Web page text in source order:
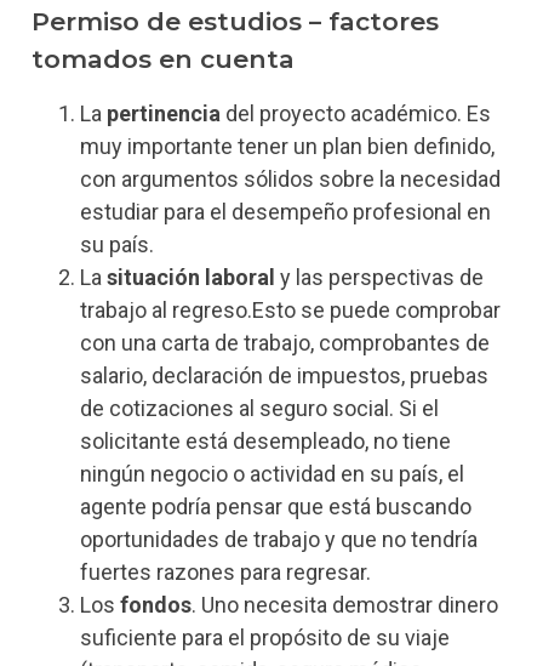
Permiso de estudios – factores
tomados en cuenta
La pertinencia del proyecto académico. Es
muy importante tener un plan bien definido,
con argumentos sólidos sobre la necesidad
estudiar para el desempeño profesional en
su país.
Lasituación laboral y las perspectivas de
trabajo al regreso.Esto se puede comprobar
con una carta de trabajo, comprobantes de
salario, declaración de impuestos, pruebas
de cotizaciones al seguro social. Si el
solicitante está desempleado, no tiene
ningún negocio o actividad en su país, el
agente podría pensar que está buscando
oportunidades de trabajo y que no tendría
fuertes razones para regresar.
Los fondos. Uno necesita demostrar dinero
suficiente para el propósito de su viaje